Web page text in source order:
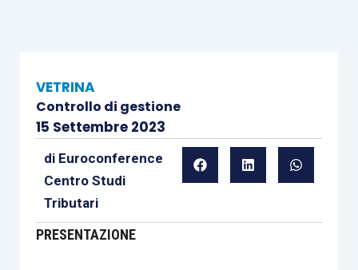
VETRINA
Controllo di gestione
15 Settembre 2023
di Euroconference
Centro Studi
Tributari
PRESENTAZIONE